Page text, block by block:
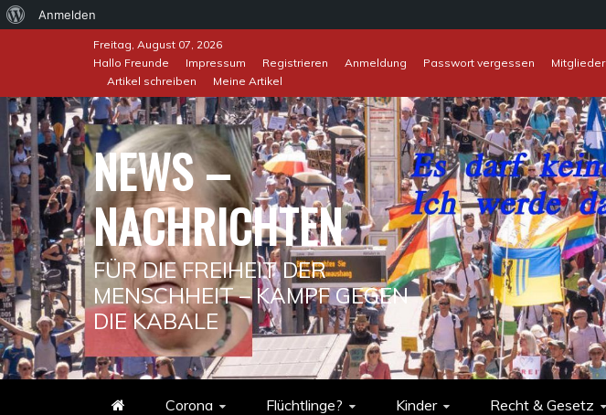
Über
Anmelden
Freitag, August 07, 2026
Hallo Freunde
Impressum Registrieren Anmeldung Passwort vergessen Mitglieder
Artikel schreiben
Meine Artikel
NEWS –
NACHRICHTEN
FÜR DIE FREIHEIT DER
MENSCHHEIT – KAMPF GEGEN
DIE KABALE
Corona Flüchtlinge? Kinder Recht & Gesetz